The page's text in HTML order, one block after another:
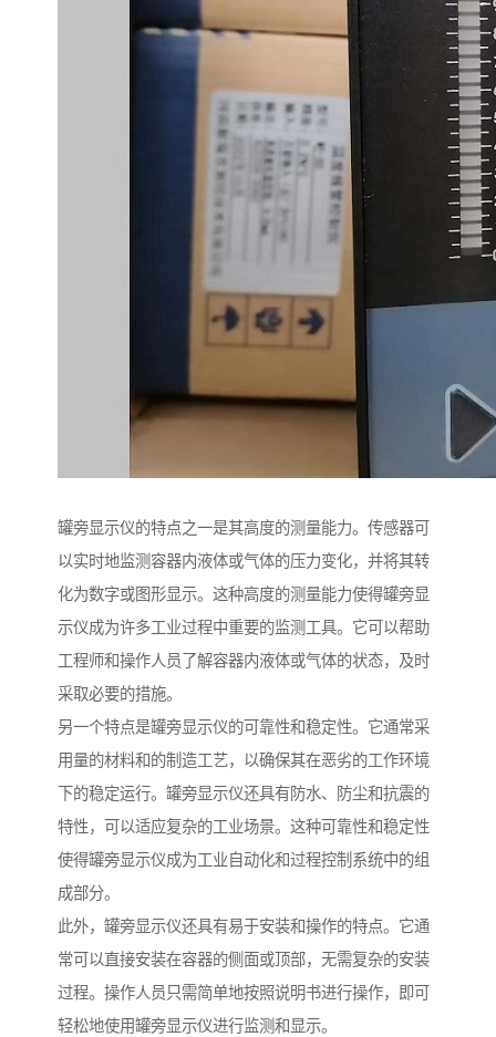
罐旁显示仪的特点之一是其高度的测量能力。传感器可
以实时地监测容器内液体或气体的压力变化，并将其转
化为数字或图形显示。这种高度的测量能力使得罐旁显
示仪成为许多工业过程中重要的监测工具。它可以帮助
工程师和操作人员了解容器内液体或气体的状态，及时
采取必要的措施。
另一个特点是罐旁显示仪的可靠性和稳定性。它通常采
用量的材料和的制造工艺，以确保其在恶劣的工作环境
下的稳定运行。罐旁显示仪还具有防水、防尘和抗震的
特性，可以适应复杂的工业场景。这种可靠性和稳定性
使得罐旁显示仪成为工业自动化和过程控制系统中的组
成部分。
此外，罐旁显示仪还具有易于安装和操作的特点。它通
常可以直接安装在容器的侧面或顶部，无需复杂的安装
过程。操作人员只需简单地按照说明书进行操作，即可
轻松地使用罐旁显示仪进行监测和显示。